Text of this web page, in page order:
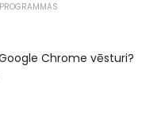
Chrome vēsturi?